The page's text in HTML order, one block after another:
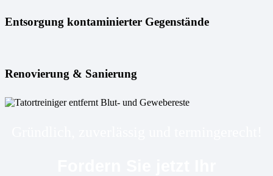
Entsorgung kontaminierter Gegenstände
Renovierung & Sanierung